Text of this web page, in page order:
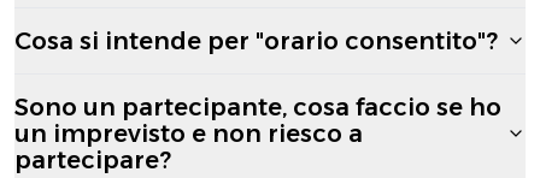
Cosa si intende per "orario consentito"?
Sono un partecipante, cosa faccio se ho
un imprevisto e non riesco a
partecipare?